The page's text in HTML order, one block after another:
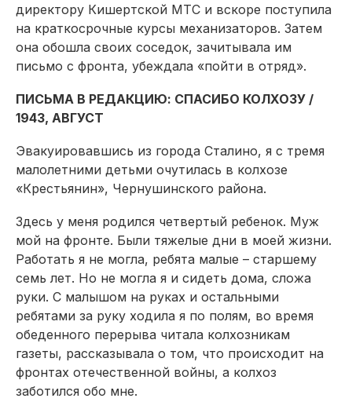
директору Кишертской МТС и вскоре поступила
на краткосрочные курсы механизаторов. Затем
она обошла своих соседок, зачитывала им
письмо с фронта, убеждала «пойти в отряд».
ПИСЬМА В РЕДАКЦИЮ: СПАСИБО КОЛХОЗУ /
1943, АВГУСТ
Эвакуировавшись из города Сталино, я с тремя
малолетними детьми очутилась в колхозе
«Крестьянин», Чернушинского района.
Здесь у меня родился четвертый ребенок. Муж
мой на фронте. Были тяжелые дни в моей жизни.
Работать я не могла, ребята малые – старшему
семь лет. Но не могла я и сидеть дома, сложа
руки. С малышом на руках и остальными
ребятами за руку ходила я по полям, во время
обеденного перерыва читала колхозникам
газеты, рассказывала о том, что происходит на
фронтах отечественной войны, а колхоз
заботился обо мне.